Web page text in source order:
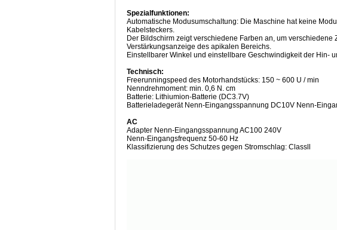
Spezialfunktionen:
Automatische Modusumschaltung: Die Maschine hat keine
Kabelsteckers.
Der Bildschirm zeigt verschiedene Farben an, um verschiedene
Verstärkungsanzeige des apikalen Bereichs.
Einstellbarer Winkel und einstellbare Geschwindigkeit der Hin-
Technisch:
Freerunningspeed des Motorhandstücks: 150 ~ 600 U / min
Nenndrehmoment: min. 0,6 N. cm
Batterie: Lithiumion-Batterie (DC3.7V)
Batterieladegerät Nenn-Eingangsspannung DC10V Nenn-
AC
Adapter Nenn-Eingangsspannung AC100 240V
Nenn-Eingangsfrequenz 50-60 Hz
Klassifizierung des Schutzes gegen Stromschlag: Classll